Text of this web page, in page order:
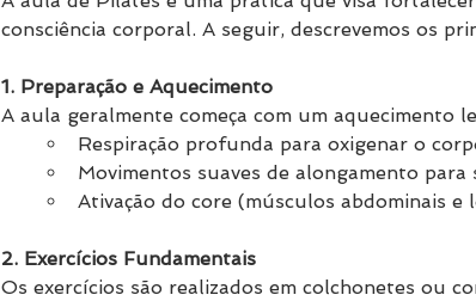
consciência corporal. A seguir, descrevemos os
1. Preparação e Aquecimento
A aula geralmente começa com um aquecimento
Respiração profunda para oxigenar o
Movimentos suaves de alongamento
Ativação do core (músculos abdominais e
2. Exercícios Fundamentais
Os exercícios são realizados em colchonetes ou